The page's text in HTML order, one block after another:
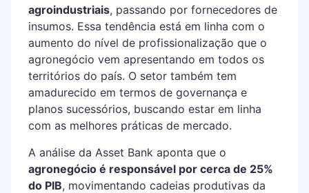
agroindustriais, passando por fornecedores de
insumos. Essa tendência está em linha com o
aumento do nível de profissionalização que o
agronegócio vem apresentando em todos os
territórios do país. O setor também tem
amadurecido em termos de governança e
planos sucessórios, buscando estar em linha
com as melhores práticas de mercado.
A análise da Asset Bank aponta que o
agronegócio é responsável por cerca de 25%
do PIB, movimentando cadeias produtivas da